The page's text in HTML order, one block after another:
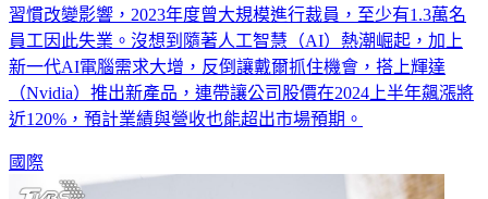
習慣改變影響，2023年度曾大規模進行裁員，至少有1.3萬名
員工因此失業。沒想到隨著人工智慧（AI）熱潮崛起，加上
新一代AI電腦需求大增，反倒讓戴爾抓住機會，搭上輝達
（Nvidia）推出新產品，連帶讓公司股價在2024上半年飆漲將
近120%，預計業績與營收也能超出市場預期。
國際